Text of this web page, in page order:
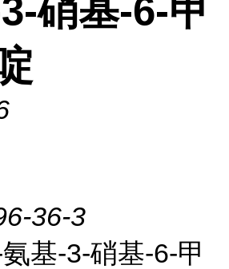
硝基-6-甲
36-3
基-3-硝基-6-甲